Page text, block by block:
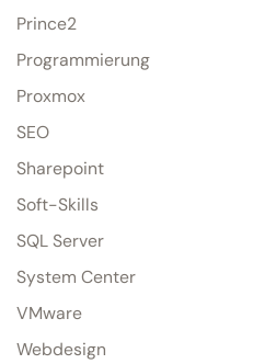
Prince2
Programmierung
Proxmox
SEO
Sharepoint
Soft-Skills
SQL Server
System Center
VMware
Webdesign